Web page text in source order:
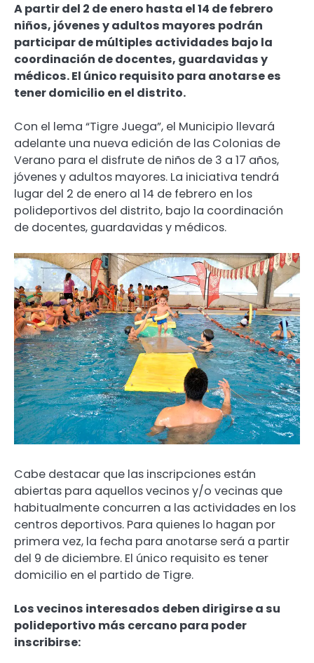
A partir del 2 de enero hasta el 14 de febrero
niños, jóvenes y adultos mayores podrán
participar de múltiples actividades bajo la
coordinación de docentes, guardavidas y
médicos. El único requisito para anotarse es
tener domicilio en el distrito.
Con el lema “Tigre Juega”, el Municipio llevará
adelante una nueva edición de las Colonias de
Verano para el disfrute de niños de 3 a 17 años,
jóvenes y adultos mayores. La iniciativa tendrá
lugar del 2 de enero al 14 de febrero en los
polideportivos del distrito, bajo la coordinación
de docentes, guardavidas y médicos.
Cabe destacar que las inscripciones están
abiertas para aquellos vecinos y/o vecinas que
habitualmente concurren a las actividades en los
centros deportivos. Para quienes lo hagan por
primera vez, la fecha para anotarse será a partir
del 9 de diciembre. El único requisito es tener
domicilio en el partido de Tigre.
Los vecinos interesados deben dirigirse a su
polideportivo más cercano para poder
inscribirse: